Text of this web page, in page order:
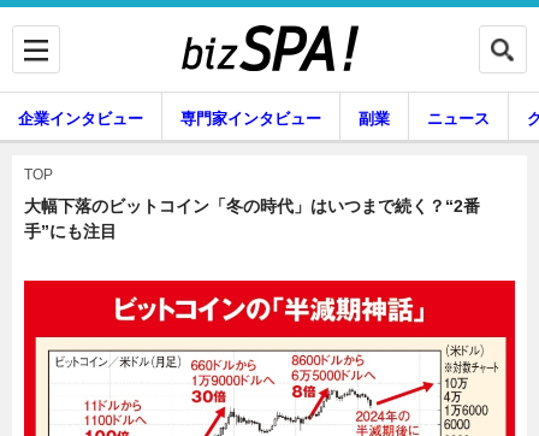
企業インタビュー 専門家インタビュー
ニュース
企業インタビュー 専門家インタビュー 副業 ニュース
暮らし
TOP
大幅下落のビットコイン「冬の時代」はいつまで続く？“2番
手”にも注目